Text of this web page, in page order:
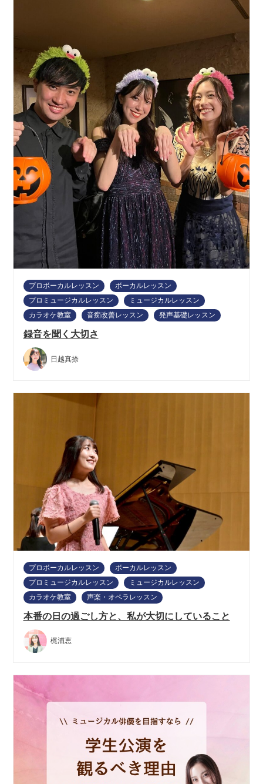
プロボーカルレッスン
ボーカルレッスン
プロミュージカルレッスン
ミュージカルレッスン
カラオケ教室
音痴改善レッスン 発声基礎レッスン
録音を聞く大切さ
日越真捺
プロボーカルレッスン
ボーカルレッスン
プロミュージカルレッスン
ミュージカルレッスン
カラオケ教室
声楽・オペラレッスン
本番の日の過ごし方と、私が大切にしていること
梶浦恵